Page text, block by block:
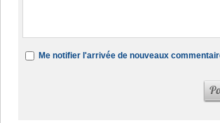
Me notifier l'arrivée de nouveaux